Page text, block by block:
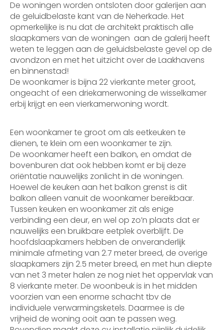
De woningen worden ontsloten door galerijen aan
de geluidbelaste kant van de Neherkade. Het
opmerkelijke is nu dat de architekt praktisch alle
slaapkamers van de woningen aan de galerij heeft
weten te leggen aan de geluidsbelaste gevel op de
avondzon en met het uitzicht over de Laakhavens
en binnenstad!
De woonkamer is bijna 22 vierkante meter groot,
ongeacht of een driekamerwoning de wisselkamer
erbij krijgt en een vierkamerwoning wordt.
Een woonkamer te groot om als eetkeuken te
dienen, te klein om een woonkamer te zijn.
De woonkamer heeft een balkon, en omdat de
bovenburen dat ook hebben komt er bij deze
oriëntatie nauwelijks zonlicht in de woningen.
Hoewel de keuken aan het balkon grenst is dit
balkon alleen vanuit de woonkamer bereikbaar.
Tussen keuken en woonkamer zit als enige
verbinding een deur, en wel op zo’n plaats dat er
nauwelijks een bruikbare eetplek overblijft. De
hoofdslaapkamers hebben de onveranderlijk
minimale afmeting van 2.7 meter breed, de overige
slaapkamers zijn 2.5 meter breed, en met hun diepte
van net 3 meter halen ze nog niet het oppervlak van
8 vierkante meter. De woonbeuk is in het midden
voorzien van een enorme schacht tbv de
individuele verwarmingsketels. Daarmee is de
vrijheid de woning ooit aan te passen weg.